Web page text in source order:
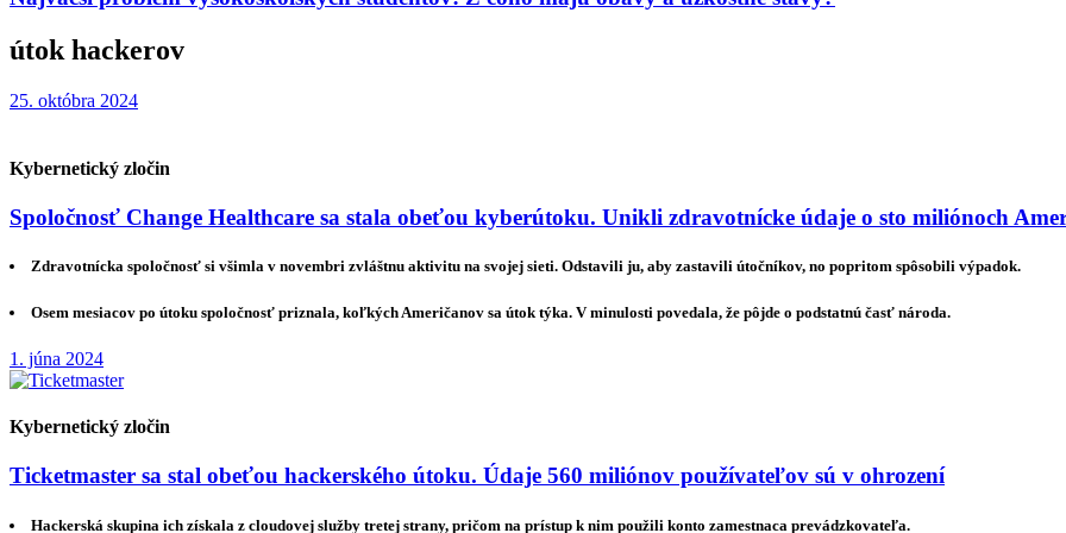
útok hackerov
25. októbra 2024
Kybernetický zločin
Spoločnosť Change Healthcare sa stala obeťou kyberútoku. Unikli zdravotnícke údaje o sto miliónoch
Zdravotnícka spoločnosť si všimla v novembri zvláštnu aktivitu na svojej sieti. Odstavili ju, aby zastavili útočníkov, no popritom spôsobili výpadok.
Osem mesiacov po útoku spoločnosť priznala, koľkých Američanov sa útok týka. V minulosti povedala, že pôjde o podstatnú časť národa.
1. júna 2024
Kybernetický zločin
Ticketmaster sa stal obeťou hackerského útoku. Údaje 560 miliónov používateľov sú v ohrození
Hackerská skupina ich získala z cloudovej služby tretej strany, pričom na prístup k nim použili konto zamestnaca prevádzkovateľa.